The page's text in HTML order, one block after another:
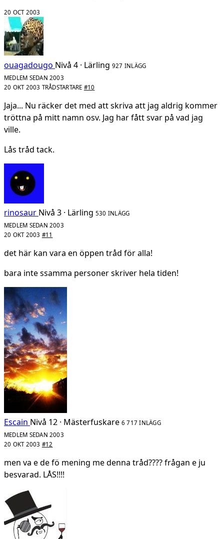
20 OCT 2003
ouagadougo Nivå 4 · Lärling 927 INLÄGG
MEDLEM SEDAN 2003
20 OKT 2003 TRÅDSTARTARE #10
Jaja... Nu räcker det med att skriva att jag aldrig kommer
tröttna på mitt namn osv. Jag har fått svar på vad jag
ville.
Lås tråd tack.
rinosaur Nivå 3 · Lärling 530 INLÄGG
MEDLEM SEDAN 2003
20 OKT 2003 #11
det här kan vara en öppen tråd för alla!
bara inte ssamma personer skriver hela tiden!
Escain Nivå 12 · Mästerfuskare 6 717 INLÄGG
MEDLEM SEDAN 2003
20 OKT 2003 #12
men va e de fö mening me denna tråd???? frågan e ju
besvarad. LÅS!!!!